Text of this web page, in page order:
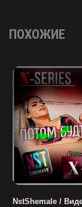
ПОХОЖИЕ
NstShemale /